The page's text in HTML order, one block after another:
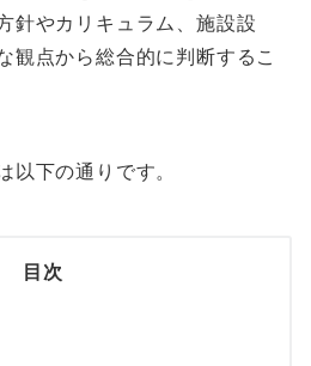
針やカリキュラム、施設設
観点から総合的に判断するこ
以下の通りです。
目次